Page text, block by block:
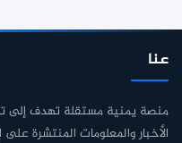
عنا
منصة يمنية مستقلة تهدف إلى
الأخبار والمعلومات المنتشرة